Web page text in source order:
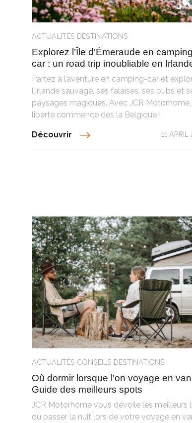
ACTUALITÉS DESTINATIONS
Explorez l’Île d’Émeraude en
car : un road trip inoubliable en
Partez à l’aventure en camping-car et
l’Irlande sauvage, ses falaises, ses pubs et
paysages magiques. Avec JCR
liberté commence dès la Belgique !
Découvrir 11 APRIL
ACTUALITÉS CONSEILS DESTINATIONS
Où dormir lorsque l’on voyage en
Guide des meilleurs spots
JCR Motorhome vous dévoile les meilleurs
où passer la nuit lors de votre voyage en